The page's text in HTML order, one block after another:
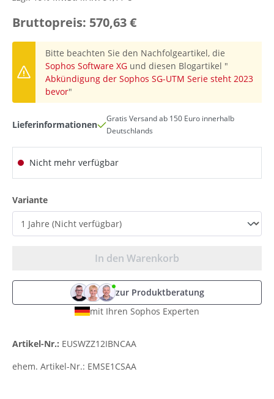
Bruttopreis: 570,63 €
Bitte beachten Sie den Nachfolgeartikel, die
Sophos Software XG und diesen Blogartikel "
Abkündigung der Sophos SG-UTM Serie steht 2023
bevor"
Lieferinformationen
Gratis Versand ab 150 Euro innerhalb
Deutschlands
Nicht mehr verfügbar
Varianteauswählen
In den Warenkorb
zur Produktberatung
mit Ihren Sophos Experten
Artikel-Nr.: EUSWZZ12IBNCAA
ehem. Artikel-Nr.: EMSE1CSAA